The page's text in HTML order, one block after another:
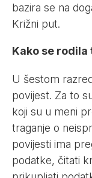
bazira se na
Križni put.
Kako se
U šestom
povijest. Za to
koji su u meni
traganje o
povijesti ima
podatke, čitati